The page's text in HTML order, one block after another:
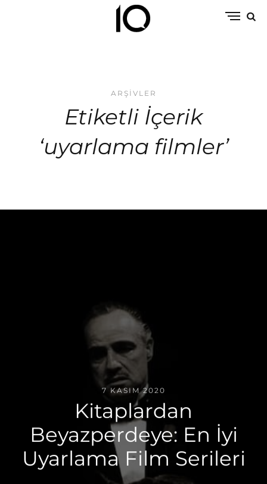
ARŞIVLER
Etiketli İçerik
‘uyarlama filmler’
7 KASIM 2020
Kitaplardan
Beyazperdeye: En İyi
Uyarlama Film Serileri